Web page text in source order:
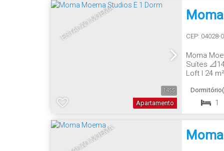
ESTAÇÃO MOEMA
1455
Apartamento
CEP: 04028-
1
Moma
Suítes
Loft | 24
ESTAÇÃO MOEMA